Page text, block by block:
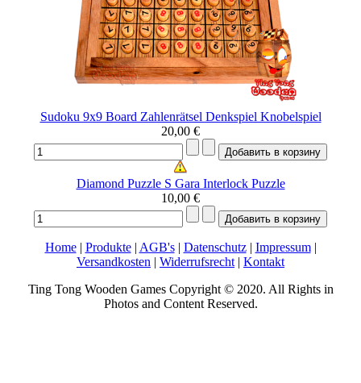
Sudoku 9x9 Board Zahlenrätsel Denkspiel Knobelspiel
20,00 €
Diamond Puzzle S Gara Interlock Puzzle
10,00 €
Home| Produkte| AGB's| Datenschutz| Impressum|
Versandkosten | Widerrufsrecht | Kontakt
Ting Tong Wooden Games Copyright © 2020. All Rights in
Photos and Content Reserved.